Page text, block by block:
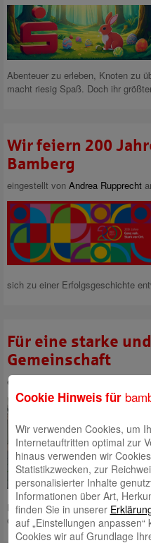
Abenteuer zu erleben, Knoten zu
macht riesig Spaß. Doch ihr
Wir feiern 200
Bamberg
eingestellt von Andrea Rupprecht
sich zu einer Erfolgsgeschichte
Für eine starke
Gemeinschaft
eingestellt von
Einrichtungen leisten wichtige
Gesellschaft, die wir gerneMehr
Cookie Hinweis für
Wir verwenden Cookies, um
Internetauftritten optimal zur
hinaus verwenden wir
Statistikzwecken, zur
personalisierter Inhalte
Informationen über Art,
finden Sie in unserer
auf „Einstellungen
Cookies wir auf Grundlage